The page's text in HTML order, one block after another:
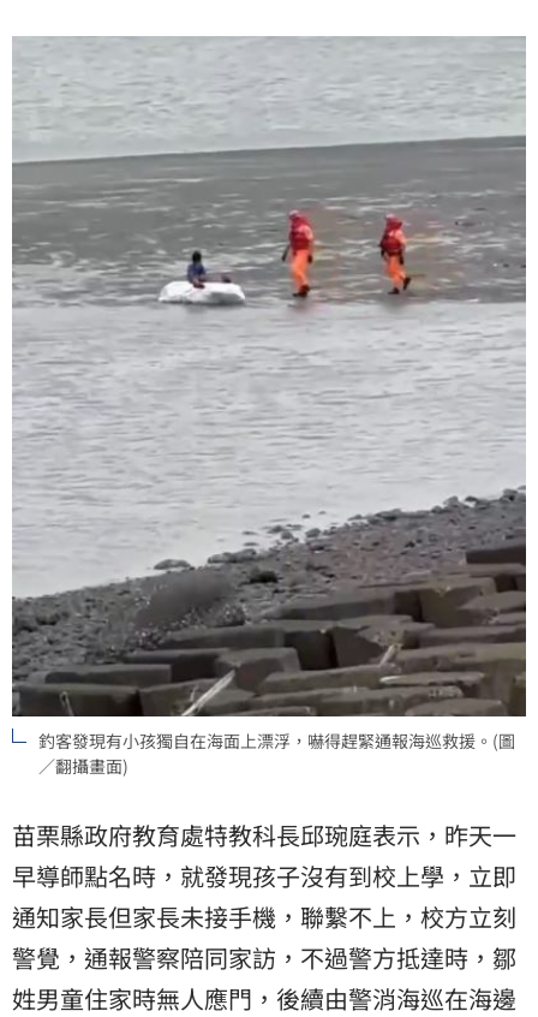
釣客發現有小孩獨自在海面上漂浮，嚇得趕緊通報海巡救援。(圖
／翻攝畫面)
苗栗縣政府教育處特教科長邱琬庭表示，昨天一
早導師點名時，就發現孩子沒有到校上學，立即
通知家長但家長未接手機，聯繫不上，校方立刻
警覺，通報警察陪同家訪，不過警方抵達時，鄒
姓男童住家時無人應門，後續由警消海巡在海邊